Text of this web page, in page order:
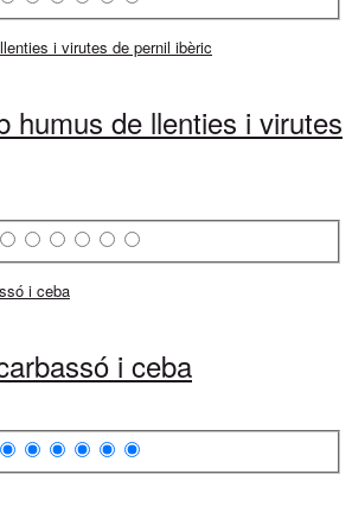
humus de llenties i virutes
i ceba